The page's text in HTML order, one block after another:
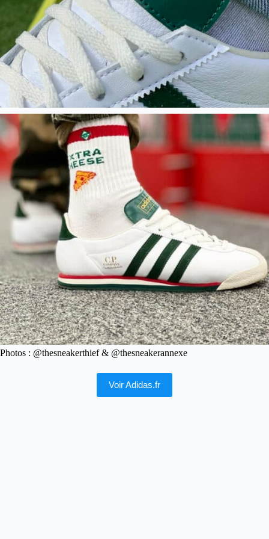
Photos : @thesneakerthief & @thesneakerannexe
Voir Adidas.fr